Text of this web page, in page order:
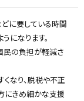
に要している時間
になります。
民の負担が軽減さ
なり、脱税や不正
にきめ細かな支援